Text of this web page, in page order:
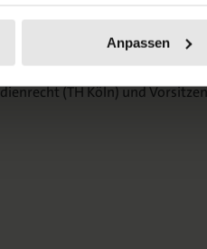
Anpassen
(TH Köln) und